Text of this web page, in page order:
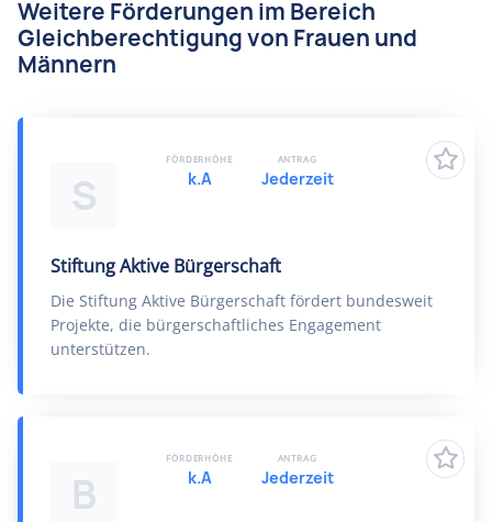
Weitere Förderungen im Bereich
Gleichberechtigung von Frauen und
Männern
S
Stiftung Aktive Bürgerschaft
Die Stiftung Aktive Bürgerschaft fördert bundesweit
Projekte, die bürgerschaftliches Engagement
unterstützen.
FÖRDERHÖHE
k.A
ANTRAG
Jederzeit
B
FÖRDERHÖHE
k.A
ANTRAG
Jederzeit